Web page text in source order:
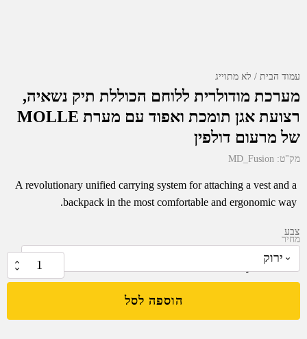
עמוד הבית לא מתוייג
מערכת מודולרית ללוחם הכוללת תיק נשאיה,
רצועת אגן תומכת ואפוד עם מערת MOLLE
של מרעום דולפין
מק"ט: MD_Fusion
A revolutionary unified carrying system for attaching a vest and a
backpack in the most comfortable and ergonomic way.
מחיר
10,239.95
צבע
של
מודולרית
הוספה לסל